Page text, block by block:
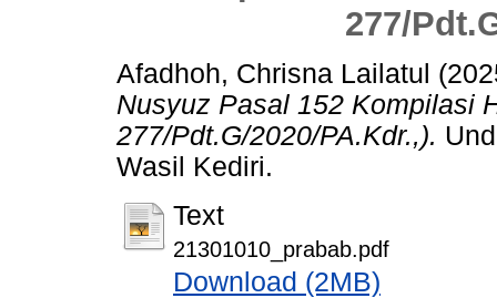
277/
Afadhoh, Chrisna Lailatul
Nusyuz Pasal 152 Kompilasi
277/Pdt.G/2020/PA.Kdr.,).
Wasil Kediri.
Text
21301010_prabab.pdf
Download (2MB)